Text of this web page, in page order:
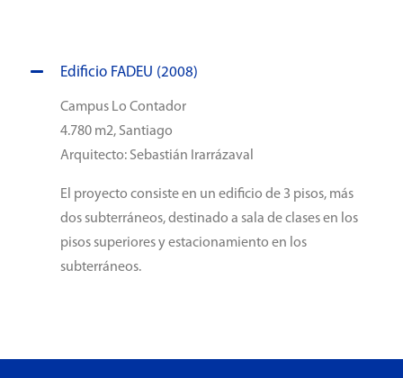
Edificio FADEU (2008)
Campus Lo Contador
4.780 m2, Santiago
Arquitecto: Sebastián Irarrázaval
El proyecto consiste en un edificio de 3 pisos, más
dos subterráneos, destinado a sala de clases en los
pisos superiores y estacionamiento en los
subterráneos.